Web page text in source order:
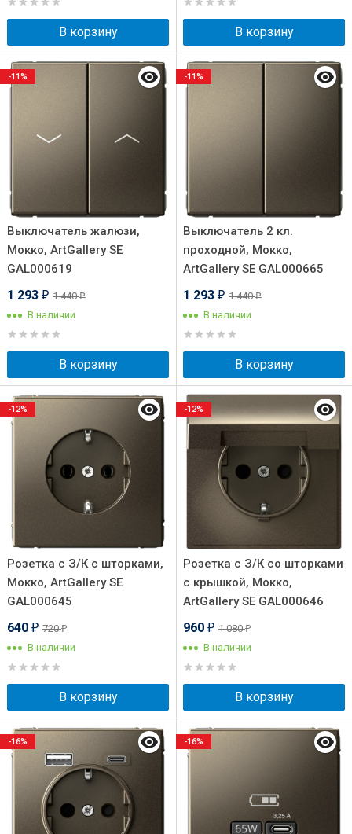
В корзину В корзину
Выключатель жалюзи,
Мокко, ArtGallery SE
GAL000619
1 293 ₽ 1 440₽
В наличии
В корзину
-11%
Выключатель 2 кл.
проходной, Мокко,
ArtGallery SE GAL000665
1 293 ₽ 1 440₽
В наличии
В корзину
-11%
Розетка с З/К с шторками,
Мокко, ArtGallery SE
GAL000645
640 ₽ 720₽
В наличии
В корзину
-12%
Розетка с З/К со шторками
с крышкой, Мокко,
ArtGallery SE GAL000646
960 ₽ 1 080₽
В наличии
В корзину
-12%
-16% -16%